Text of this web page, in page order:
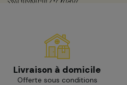
Livraison à domicile
Offerte sous conditions